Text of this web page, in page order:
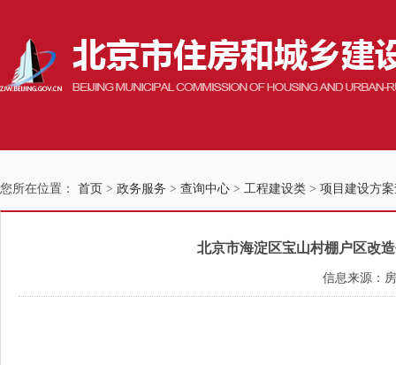
您所在位置： 首页 > 政务服务 > 查询中心 > 工程建设类 > 项目建设方
北京市海淀区宝山村棚户区改
信息来源：